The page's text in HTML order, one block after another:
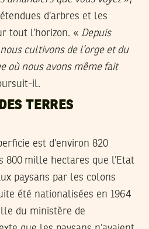
d’arbres et les
tout l’horizon. « Depuis
cultivons de l’orge et du
où nous avons même fait
il.
TERRES
est d’environ 820
800 mille hectares que l’Etat
paysans par les colons
été nationalisées en 1964
du ministère de